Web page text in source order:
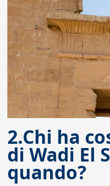
2.Chi ha
di Wadi El
quando?